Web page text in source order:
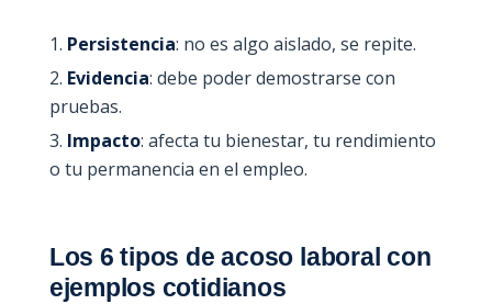
Persistencia: no es algo aislado, se repite.
Evidencia: debe poder demostrarse con
pruebas.
Impacto: afecta tu bienestar, tu rendimiento
o tu permanencia en el empleo.
Los 6 tipos de acoso laboral con
ejemplos cotidianos